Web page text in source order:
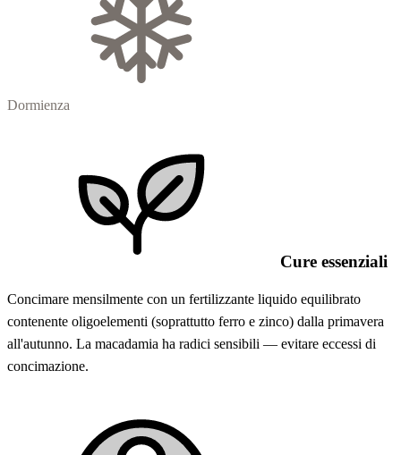
Dormienza
Cure essenziali
Concimare mensilmente con un fertilizzante liquido equilibrato
contenente oligoelementi (soprattutto ferro e zinco) dalla primavera
all'autunno. La macadamia ha radici sensibili — evitare eccessi di
concimazione.